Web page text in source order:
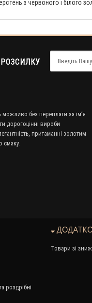
з червоного і білого
без переплати за ім’я
дорогоцінні вироби
притаманні золотим
смаку.
роздрібні
Товари зі